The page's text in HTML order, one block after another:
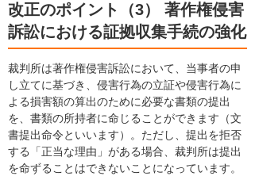
改正のポイント（3） 著作権侵害
訴訟における証拠収集手続の強化
裁判所は著作権侵害訴訟において、当事者の申
し立てに基づき、侵害行為の立証や侵害行為に
よる損害額の算出のために必要な書類の提出
を、書類の所持者に命じることができます（文
書提出命令といいます）。ただし、提出を拒否
する「正当な理由」がある場合、裁判所は提出
を命ずることはできないことになっています。